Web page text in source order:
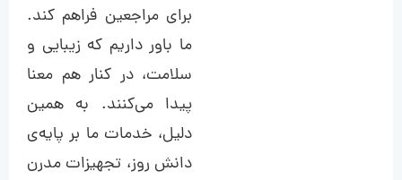
برای مراجعین فراهم کند.
ما باور داریم که زیبایی و
سلامت، در کنار هم معنا
پیدا می‌کنند. به همین
دلیل، خدمات ما بر پایه‌ی
دانش روز، تجهیزات مدرن